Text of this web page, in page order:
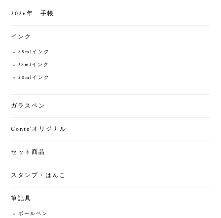
2026年 手帳
インク
85mlインク
38mlインク
20mlインク
ガラスペン
Conte'オリジナル
セット商品
スタンプ・はんこ
筆記具
ボールペン